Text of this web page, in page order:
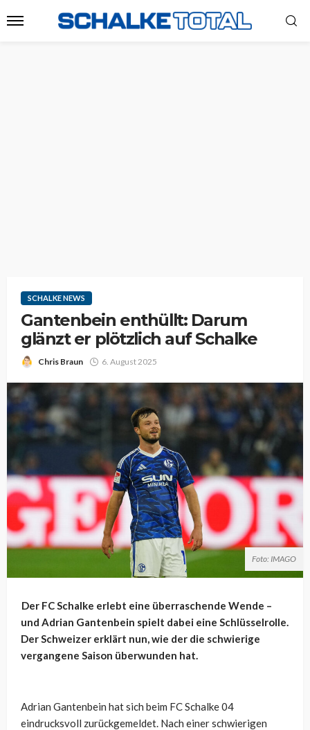
SCHALKE NEWS
Gantenbein enthüllt: Darum
glänzt er plötzlich auf Schalke
Chris Braun 6. August 2025
Foto: IMAGO
Der FC Schalke erlebt eine überraschende Wende –
und Adrian Gantenbein spielt dabei eine Schlüsselrolle.
Der Schweizer erklärt nun, wie der die schwierige
vergangene Saison überwunden hat.
Adrian Gantenbein hat sich beim FC Schalke 04
eindrucksvoll zurückgemeldet. Nach einer schwierigen